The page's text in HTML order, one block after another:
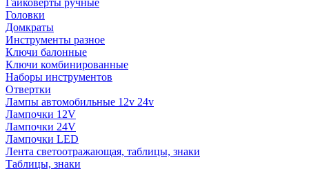
Гайковерты ручные
Головки
Домкраты
Инструменты разное
Ключи балонные
Ключи комбинированные
Наборы инструментов
Отвертки
Лампы автомобильные 12v 24v
Лампочки 12V
Лампочки 24V
Лампочки LED
Лента светоотражающая, таблицы, знаки
Таблицы, знаки